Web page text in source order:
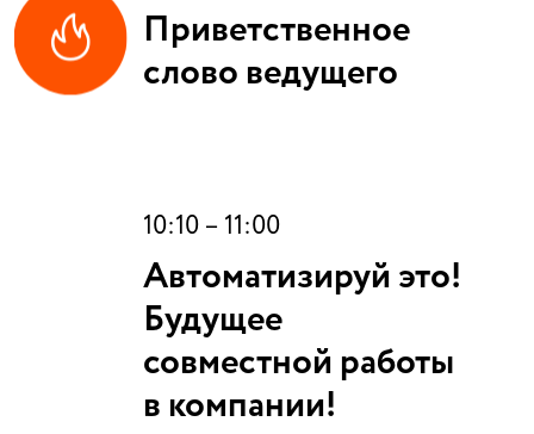
Приветственное
слово ведущего
10:10 – 11:00
Автоматизируй это!
Будущее
совместной работы
в компании!